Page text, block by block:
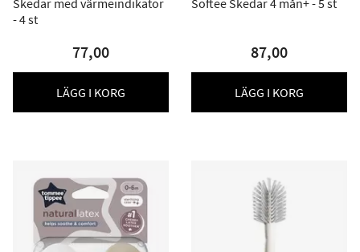
Skedar med värmeindikator
- 4 st
77,00
LÄGG I KORG
Softee Skedar 4 mån+ - 5 st
87,00
LÄGG I KORG